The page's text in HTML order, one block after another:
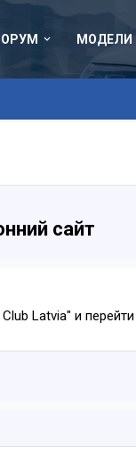
МОДЕЛИ
сайт
Latvia" и